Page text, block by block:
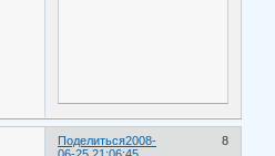
Поделиться 8
2008-